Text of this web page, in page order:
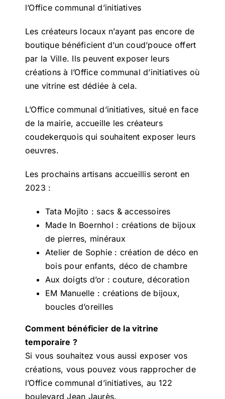
l’Office communal d’initiatives
Les créateurs locaux n’ayant pas encore de
boutique bénéficient d’un coud’pouce offert
par la Ville. Ils peuvent exposer leurs
créations à l’Office communal d’initiatives où
une vitrine est dédiée à cela.
L’Office communal d’initiatives, situé en face
de la mairie, accueille les créateurs
coudekerquois qui souhaitent exposer leurs
oeuvres.
Les prochains artisans accueillis seront en
2023 :
Tata Mojito : sacs & accessoires
Made In Boernhol : créations de bijoux
de pierres, minéraux
Atelier de Sophie : création de déco en
bois pour enfants, déco de chambre
Aux doigts d’or : couture, décoration
EM Manuelle : créations de bijoux,
boucles d’oreilles
Comment bénéficier de la vitrine
temporaire ?
Si vous souhaitez vous aussi exposer vos
créations, vous pouvez vous rapprocher de
l’Office communal d’initiatives, au 122
boulevard Jean Jaurès.